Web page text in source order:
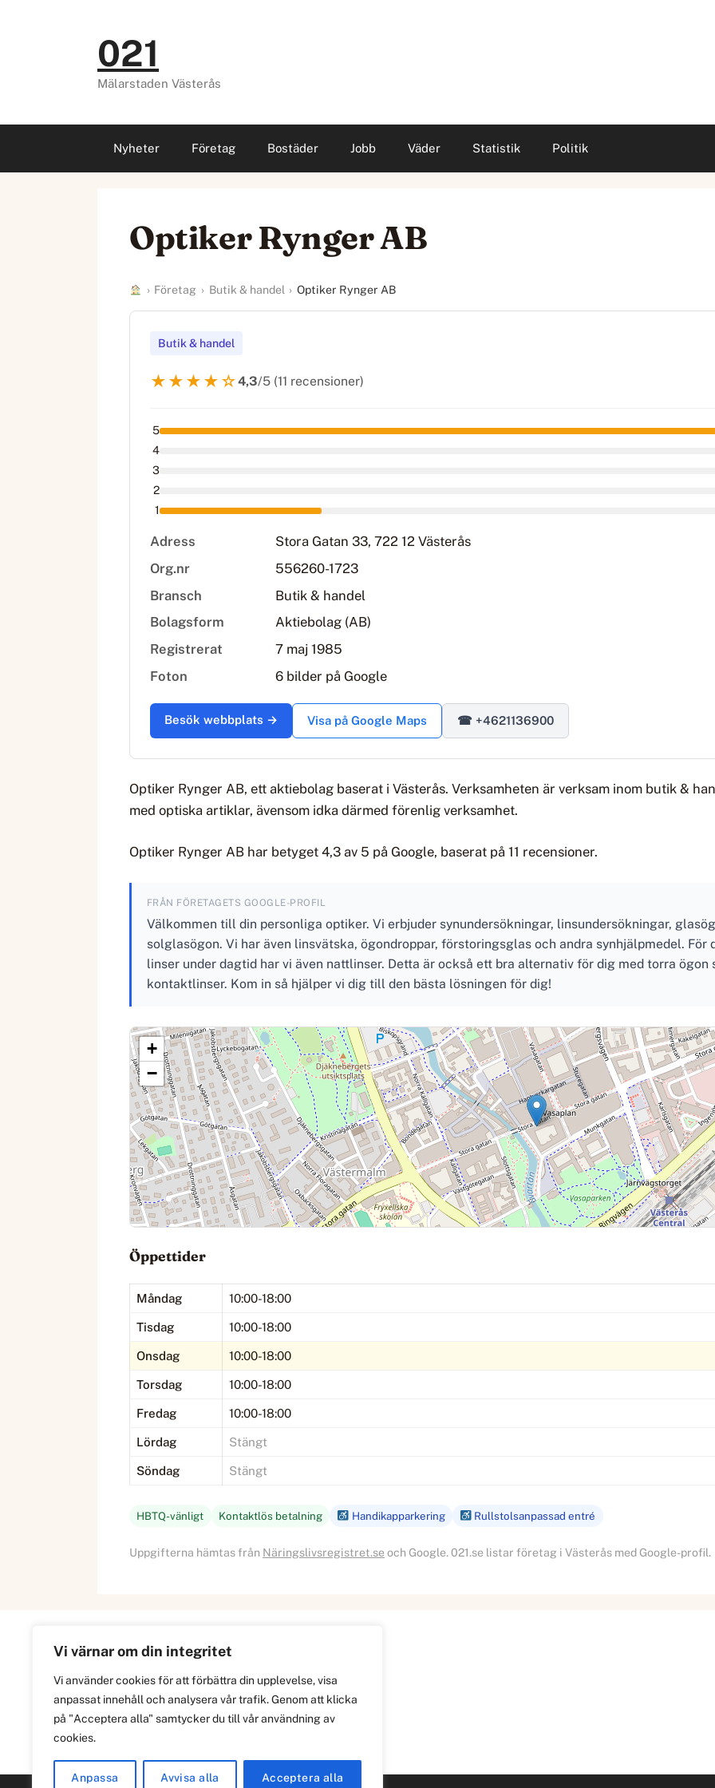
Vi värnar om din integritet
Vi använder cookies för att förbättra din upplevelse, visa
anpassat innehåll och analysera vår trafik. Genom att klicka
på "Acceptera alla" samtycker du till vår användning av
cookies.
Anpassa Avvisa alla Acceptera alla
021
Mälarstaden Västerås
Nyheter Företag Bostäder Jobb Väder Statistik Politik
Optiker Rynger AB
› Företag › Butik & handel › Optiker Rynger AB
Butik & handel
★★★★☆4,3/5 (11 recensioner)
5
4
3
2
1
Adress
Stora Gatan 33, 722 12 Västerås
Org.nr
556260-1723
Bransch
Butik & handel
Bolagsform
Aktiebolag (AB)
Registrerat
7 maj 1985
Foton
6 bilder på Google
Besök webbplats → Visa på Google Maps ☎ +4621136900
Optiker Rynger AB, ett aktiebolag baserat i Västerås. Verksamheten är verksam inom butik &
med optiska artiklar, ävensom idka därmed förenlig verksamhet.
Optiker Rynger AB har betyget 4,3 av 5 på Google, baserat på 11 recensioner.
FRÅN FÖRETAGETS GOOGLE-PROFIL
Välkommen till din personliga optiker. Vi erbjuder synundersökningar, linsundersökningar,
solglasögon. Vi har även linsvätska, ögondroppar, förstoringsglas och andra synhjälpmedel. För
linser under dagtid har vi även nattlinser. Detta är också ett bra alternativ för dig med torra ögon
kontaktlinser. Kom in så hjälper vi dig till den bästa lösningen för dig!
+
−
Öppettider
Måndag 10:00-18:00
Tisdag 10:00-18:00
Onsdag 10:00-18:00
Torsdag 10:00-18:00
Fredag 10:00-18:00
Lördag Stängt
Söndag Stängt
HBTQ-vänligt Kontaktlös betalning Handikapparkering Rullstolsanpassad entré
Uppgifterna hämtas från Näringslivsregistret.se och Google. 021.se listar företag i Västerås med Google-profil.
Information
Om
Integritetspolicy